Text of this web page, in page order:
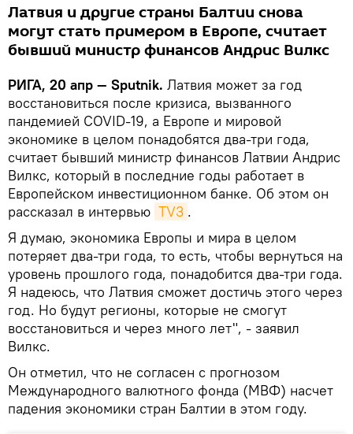
Латвия и другие страны Балтии снова
могут стать примером в Европе, считает
бывший министр финансов Андрис Вилкс
РИГА, 20 апр — Sputnik. Латвия может за год
восстановиться после кризиса, вызванного
пандемией COVID-19, а Европе и мировой
экономике в целом понадобятся два-три года,
считает бывший министр финансов Латвии Андрис
Вилкс, который в последние годы работает в
Европейском инвестиционном банке. Об этом он
рассказал в интервью TV3 .
Я думаю, экономика Европы и мира в целом
потеряет два-три года, то есть, чтобы вернуться на
уровень прошлого года, понадобится два-три года.
Я надеюсь, что Латвия сможет достичь этого через
год. Но будут регионы, которые не смогут
восстановиться и через много лет", - заявил
Вилкс.
Он отметил, что не согласен с прогнозом
Международного валютного фонда (МВФ) насчет
падения экономики стран Балтии в этом году.